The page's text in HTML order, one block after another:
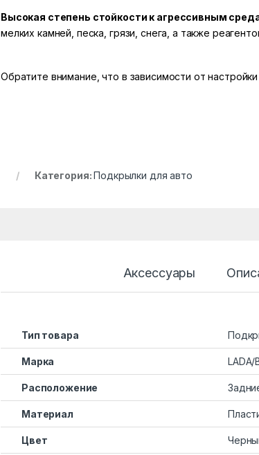
Высокая степень стойкости к агрессивным
мелких камней, песка, грязи, снега, а также
Обратите внимание, что в зависимости от
Категория:Подкрылки для авто
Аксессуары
Тип товара
Марка LADA/
Расположение
Материал
Цвет